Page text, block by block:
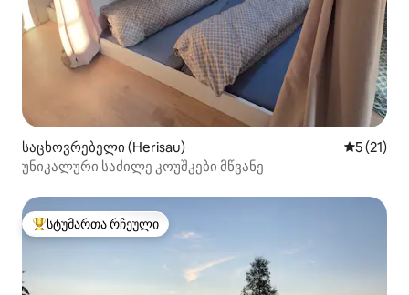
საცხოვრებელი (Herisau) საშუალო
5 (21)
უნიკალური საძილე კოუშკები მწვანე
სტუმართა რჩეული მოწინავე ვარიანტი
სტუმართა რჩეული